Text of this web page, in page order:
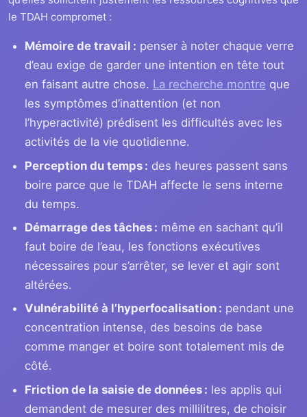
le TDAH compromet :
Mémoire de travail : penser à noter chaque verre
d’eau exige de garder une intention en tête tout
en faisant autre chose. La recherche montre que
les symptômes d’inattention (et non
l’hyperactivité) prédisent les difficultés avec les
activités de la vie quotidienne.
Perception du temps : des heures passent sans
boire parce que le TDAH affecte le sens interne
du temps.
Démarrage des tâches : même en sachant qu’il
faut boire de l’eau, les fonctions exécutives
nécessaires pour s’arrêter, se lever et agir sont
altérées.
Vulnérabilité à l’hyperfocalisation : pendant une
concentration intense, des besoins de base
comme manger et boire sont totalement mis de
côté.
Friction de la saisie de données : les applis qui
demandent de mesurer des millilitres, de choisir